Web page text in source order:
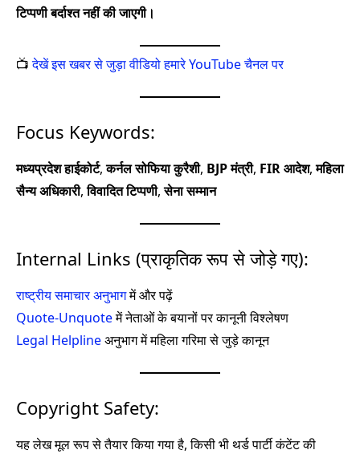
टिप्पणी बर्दाश्त नहीं की जाएगी।
📺देखें इस खबर से जुड़ा वीडियो हमारे YouTube चैनल पर
Focus Keywords:
मध्यप्रदेश हाईकोर्ट,कर्नल सोफिया कुरैशी, BJP मंत्री, FIR आदेश,महिला
सैन्य अधिकारी,विवादित टिप्पणी,सेना सम्मान
Internal Links (प्राकृतिक रूप से जोड़े गए):
राष्ट्रीय समाचार अनुभागमें और पढ़ें
Quote-Unquoteमें नेताओं के बयानों पर कानूनी विश्लेषण
Legal Helplineअनुभाग में महिला गरिमा से जुड़े कानून
Copyright Safety:
यह लेख मूल रूप से तैयार किया गया है, किसी भी थर्ड पार्टी कंटेंट की